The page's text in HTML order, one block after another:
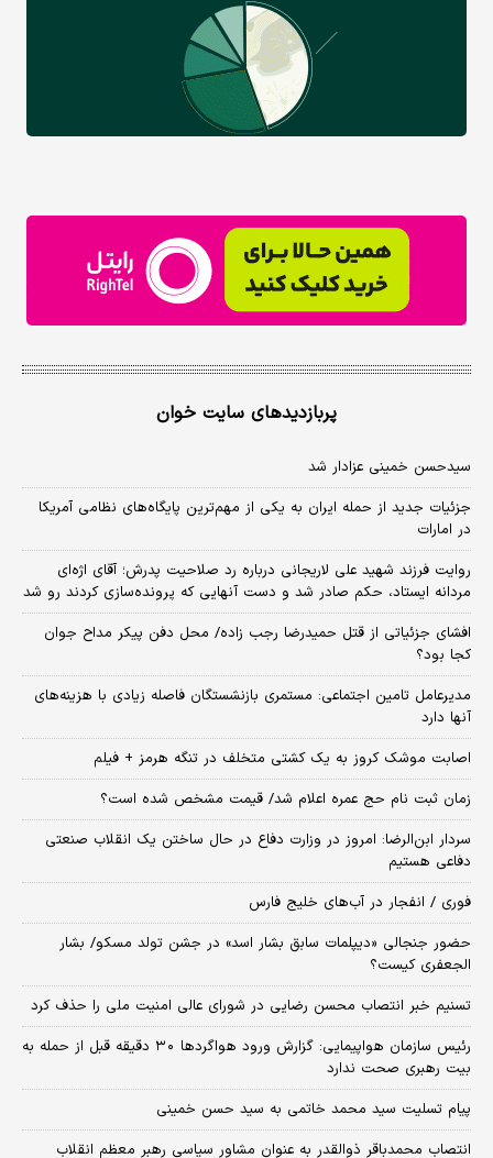
پربازدیدهای سایت خوان
سیدحسن خمینی عزادار شد
جزئیات جدید از حمله ایران به یکی از مهم‌ترین پایگاه‌های نظامی آمریکا
در امارات
روایت فرزند شهید علی لاریجانی درباره رد صلاحیت پدرش؛ آقای اژه‌ای
مردانه ایستاد، حکم صادر شد و دست آنهایی که پرونده‌سازی کردند رو شد
افشای جزئیاتی از قتل حمیدرضا رجب زاده/ محل دفن پیکر مداح جوان
کجا بود؟
مدیرعامل تامین اجتماعی: مستمری بازنشستگان فاصله زیادی با هزینه‌های
آنها دارد
اصابت موشک کروز به یک کشتی متخلف در تنگه هرمز + فیلم
زمان ثبت‌ نام حج عمره اعلام شد/ قیمت مشخص شده است؟
سردار ابن‌الرضا: امروز در وزارت دفاع در حال ساختن یک انقلاب صنعتی
دفاعی هستیم
فوری / انفجار در آب‌های خلیج فارس
حضور جنجالی «دیپلمات سابق بشار اسد» در جشن تولد مسکو/ بشار
الجعفری کیست؟
تسنیم خبر انتصاب محسن رضایی در شورای عالی امنیت ملی را حذف کرد
رئیس سازمان هواپیمایی: گزارش ورود هواگردها ٣٠ دقیقه قبل از حمله به
بیت رهبری صحت ندارد
پیام تسلیت سید محمد خاتمی به سید حسن خمینی
انتصاب محمدباقر ذوالقدر به عنوان مشاور سیاسی رهبر معظم انقلاب